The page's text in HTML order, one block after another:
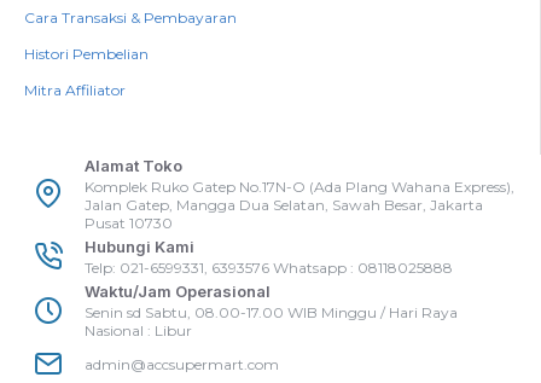
Cara Transaksi & Pembayaran
Histori Pembelian
Mitra Affiliator
Alamat Toko
Komplek Ruko Gatep No.17N-O (Ada Plang Wahana Express),
Jalan Gatep, Mangga Dua Selatan, Sawah Besar, Jakarta
Pusat 10730
Hubungi Kami
Telp: 021-6599331, 6393576 Whatsapp : 08118025888
Waktu/Jam Operasional
Senin sd Sabtu, 08.00-17.00 WIB Minggu / Hari Raya
Nasional : Libur
admin@accsupermart.com